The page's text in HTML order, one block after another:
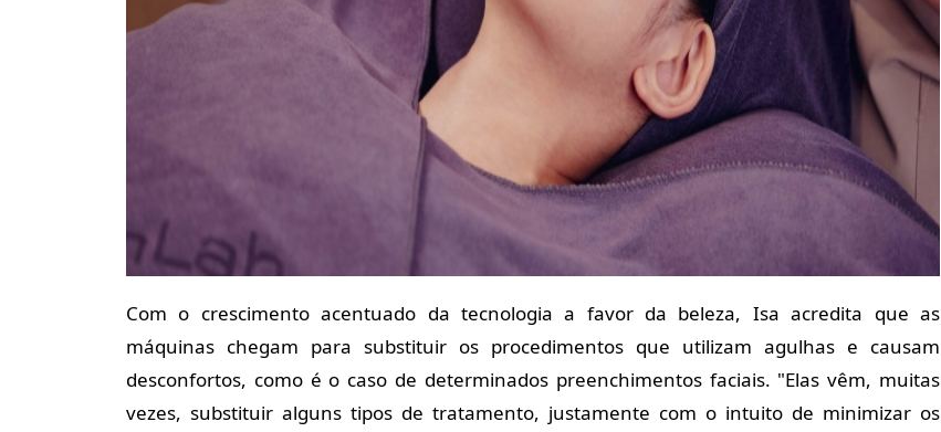
Com o crescimento acentuado da tecnologia a favor da beleza, Isa acredita que as
máquinas chegam para substituir os procedimentos que utilizam agulhas e causam
desconfortos, como é o caso de determinados preenchimentos faciais. "Elas vêm, muitas
vezes, substituir alguns tipos de tratamento, justamente com o intuito de minimizar os